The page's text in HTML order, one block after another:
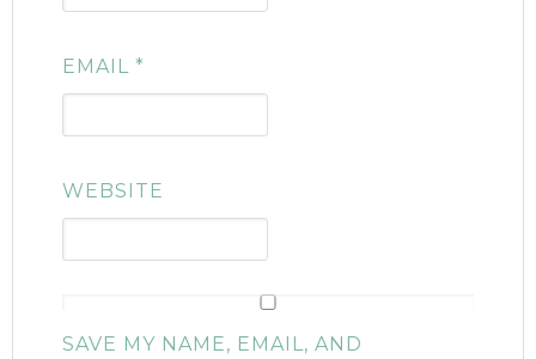
EMAIL*
WEBSITE
SAVE MY NAME, EMAIL, AND